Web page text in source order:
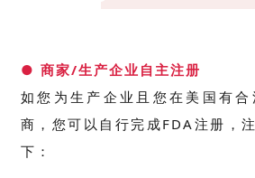
● 商家/生产企业自主注册
如您为生产企业且您在美国有合
商，您可以自行完成FDA注册，
下：